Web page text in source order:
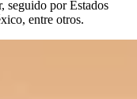
seguido por Estados
entre otros.